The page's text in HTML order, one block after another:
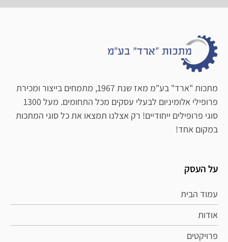
מתכות "ארד" בע"מ מאז שנת 1967, מתמחים בייצור ומכירת
פרופילי אלומיניום לבעלי עסקים מכל התחומים. מעל 1300
סוגי פרופילים ייחודיים! רק אצלנו תמצאו את כל סוגי המתכות
במקום אחד!
על העסק
עמוד הבית
אודות
פרויקטים